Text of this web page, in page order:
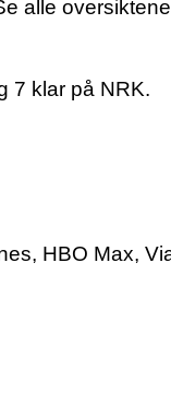
alle
7 klar på NRK.
HBO Max,